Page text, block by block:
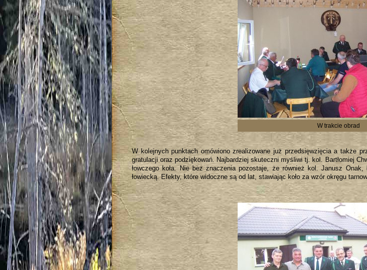
W trakcie obrad
W kolejnych punktach omówiono zrealizowane już przedsięwzięcia a także
gratulacji oraz podziękowań. Najbardziej skuteczni myśliwi tj. kol. Bartłomiej
łowczego koła. Nie bez znaczenia pozostaje, że również kol. Janusz
łowiecką. Efekty, które widoczne są od lat, stawiając koło za wzór okręgu